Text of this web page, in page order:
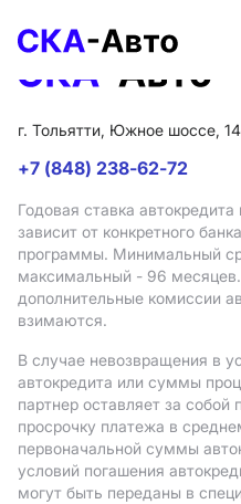
г. Тольятти, Южное шоссе,
+7 (848) 238-62-72
Годовая ставка
зависит от конкретного
программы. Минимальный
максимальный - 96
дополнительные комиссии
взимаются.
В случае невозвращения в
автокредита или суммы
партнер оставляет за собой
просрочку платежа в
первоначальной суммы
условий погашения
могут быть переданы в